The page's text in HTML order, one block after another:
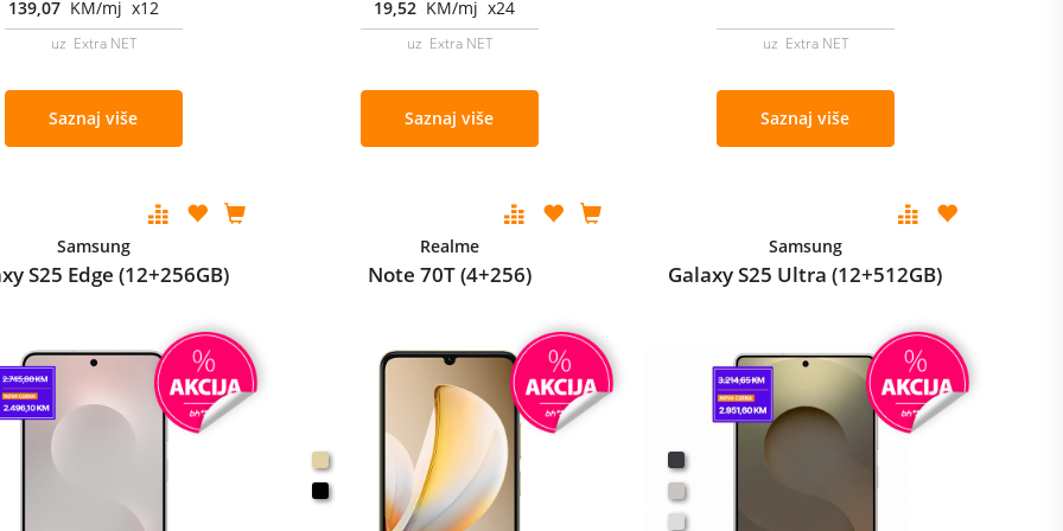
139,07 KM/mj x12
uz Extra NET
Saznaj više
19,52 KM/mj x24
uz Extra NET
Saznaj više
uz Extra NET
Saznaj više
Samsung
S25 Edge (12+256GB)
Realme
Note 70T (4+256)
Samsung
Galaxy S25 Ultra (12+512GB)